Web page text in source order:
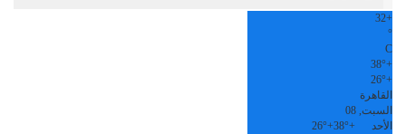
+
32
°
C
+
38°
+
26°
القاهرة
السبت, 08
الأحد
+
38°
+
26°